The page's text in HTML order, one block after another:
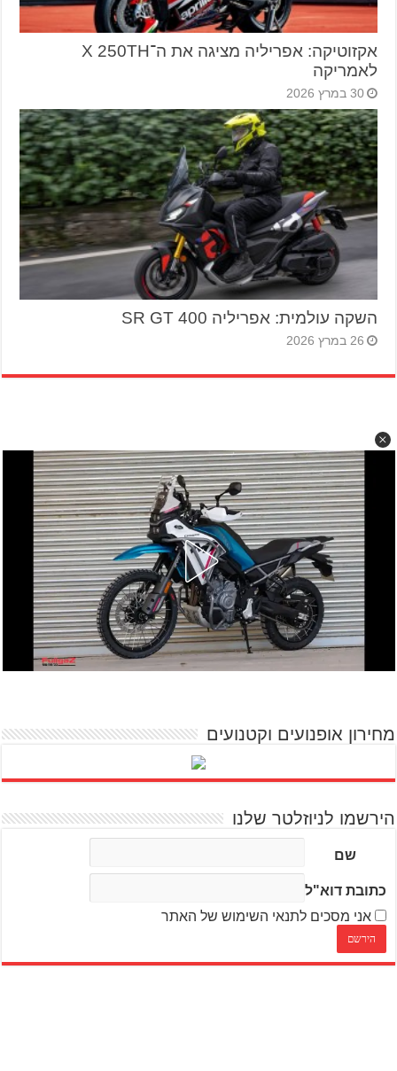
אקזוטיקה: אפריליה מציגה את ה־X 250TH
לאמריקה
30 במרץ 2026
השקה עולמית: אפריליה SR GT 400
26 במרץ 2026
מחירון אופנועים וקטנועים
הירשמו לניוזלטר שלנו
שם
כתובת דוא"ל
אני מסכים לתנאי השימוש של האתר